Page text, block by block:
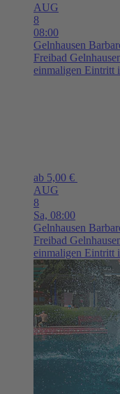
AUG
8
08:00
Gelnhausen
Freibad
einmaligen Eintritt
ab 5,00 €
AUG
8
Sa, 08:00
Gelnhausen
Freibad
einmaligen Eintritt